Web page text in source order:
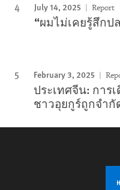
July 14, 2025 Report
“ผมไม่เคยรู้สึกป
February 3, 2025
ประเทศจีน: การ
ชาวอุยกูร์ถูกจำกั